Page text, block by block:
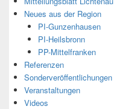
Neues aus der Region
PI-Gunzenhausen
PI-Heilsbronn
PP-Mittelfranken
Referenzen
Sonderveröffentlichungen
Veranstaltungen
Videos